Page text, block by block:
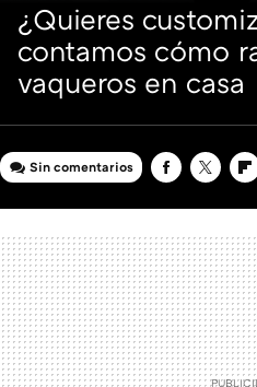
¿Quieres
contamos cómo
vaqueros en casa
Sin comentarios